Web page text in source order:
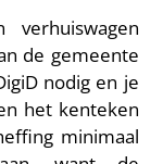
de gemeente
nodig en je
het kenteken
minimaal